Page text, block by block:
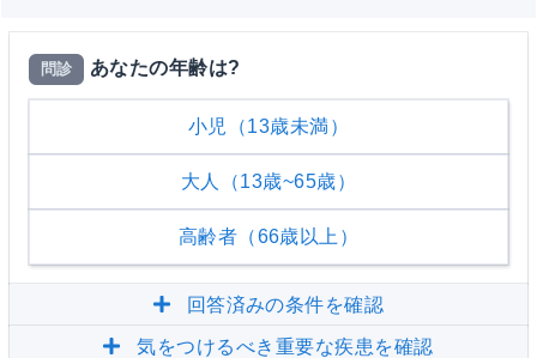
問診 あなたの年齢は?
小児（13歳未満）
大人（13歳~65歳）
高齢者（66歳以上）
回答済みの条件を確認
気をつけるべき重要な疾患を確認